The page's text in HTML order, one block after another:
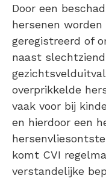
Door een
hersenen
geregistreerd of
naast
overprikkelde
vaak voor bij
en hierdoor een
komt CVI
verstandelijke